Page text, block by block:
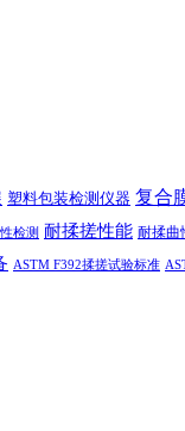
塑料包装检测仪器 复合
检测 耐揉搓性能 耐揉曲
ASTM F392揉搓试验标准